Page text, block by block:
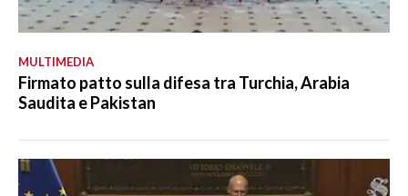
MULTIMEDIA
Firmato patto sulla difesa tra Turchia, Arabia
Saudita e Pakistan